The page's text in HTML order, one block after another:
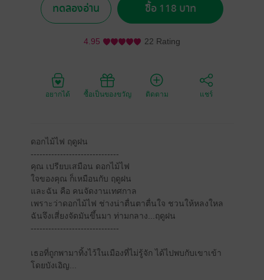
ทดลองอ่าน ซื้อ 118 บาท
4.95 22 Rating
อยากได้ ซื้อเป็นของขวัญ ติดตาม แชร์
ดอกไม้ไฟ ฤดูฝน
------------------------------
คุณ เปรียบเสมือน ดอกไม้ไฟ
ใจของคุณ ก็เหมือนกับ ฤดูฝน
และฉัน คือ คนจัดงานเทศกาล
เพราะว่าดอกไม้ไฟ ช่างน่าตื่นตาตื่นใจ ชวนให้หลงใหล
ฉันจึงเสี่ยงจัดมันขึ้นมา ท่ามกลาง...ฤดูฝน
------------------------------
เธอที่ถูกพามาทิ้งไว้ในเมืองที่ไม่รู้จัก ได้ไปพบกับเขาเข้า
โดยบังเอิญ...